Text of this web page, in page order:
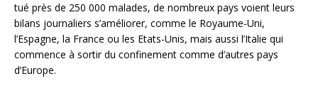
tué près de 250 000 malades, de nombreux pays voient leurs
bilans journaliers s’améliorer, comme le Royaume-Uni,
l’Espagne, la France ou les Etats-Unis, mais aussi l’Italie qui
commence à sortir du confinement comme d’autres pays
d’Europe.